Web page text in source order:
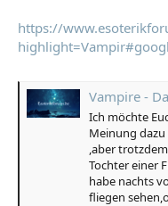
https://
Vampire -
Ich möchte
Meinung dazu
,aber
Tochter einer
habe nachts
fliegen